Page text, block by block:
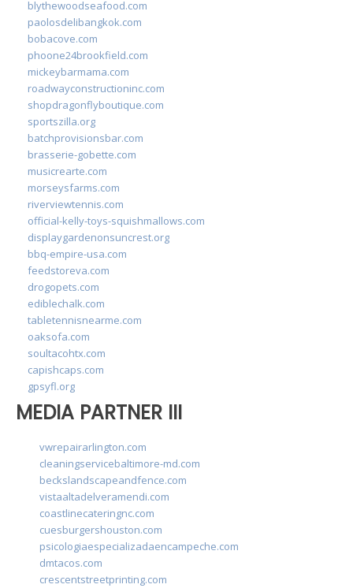
blythewoodseafood.com
paolosdelibangkok.com
bobacove.com
phoone24brookfield.com
mickeybarmama.com
roadwayconstructioninc.com
shopdragonflyboutique.com
sportszilla.org
batchprovisionsbar.com
brasserie-gobette.com
musicrearte.com
morseysfarms.com
riverviewtennis.com
official-kelly-toys-squishmallows.com
displaygardenonsuncrest.org
bbq-empire-usa.com
feedstoreva.com
drogopets.com
ediblechalk.com
tabletennisnearme.com
oaksofa.com
soultacohtx.com
capishcaps.com
gpsyfl.org
MEDIA PARTNER III
vwrepairarlington.com
cleaningservicebaltimore-md.com
beckslandscapeandfence.com
vistaaltadelveramendi.com
coastlinecateringnc.com
cuesburgershouston.com
psicologiaespecializadaencampeche.com
dmtacos.com
crescentstreetprinting.com